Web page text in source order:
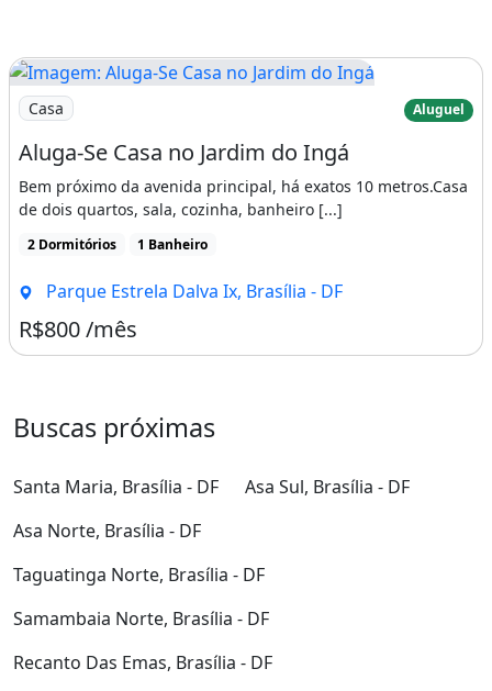
Imagem: Aluga-Se Casa no Jardim do Ingá
Casa Aluguel
Aluga-Se Casa no Jardim do Ingá
Bem próximo da avenida principal, há exatos 10 metros.Casa
de dois quartos, sala, cozinha, banheiro [...]
2 Dormitórios 1 Banheiro
Parque Estrela Dalva Ix, Brasília - DF
R$800 /mês
Buscas próximas
Santa Maria, Brasília - DF
Asa Sul, Brasília - DF
Asa Norte, Brasília - DF
Taguatinga Norte, Brasília - DF
Samambaia Norte, Brasília - DF
Recanto Das Emas, Brasília - DF